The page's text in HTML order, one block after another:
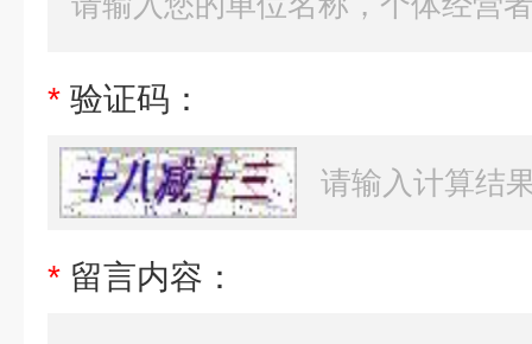
* 验证码：
* 留言内容：